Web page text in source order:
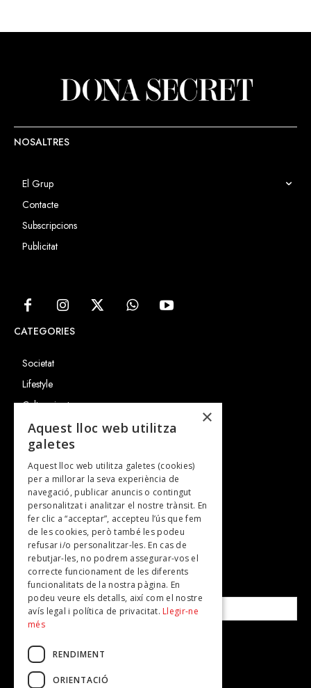
NOSALTRES
El Grup
Contacte
Subscripcions
Publicitat
CATEGORIES
Societat
Lifestyle
Cultura i art
Entrevistes
Gastronomia
TV
Plans per fer
Revistes
SUBSCRIU-TE A LA NOSTRA NEWSLETTER!
Correu electrònic*
Accepto lapolítica de privacitat
×
Aquest lloc web utilitza
galetes
Aquest lloc web utilitza galetes (cookies)
per a millorar la seva experiència de
navegació, publicar anuncis o contingut
personalitzat i analitzar el nostre trànsit. En
fer clic a “acceptar”, accepteu l’ús que fem
de les cookies, però també les podeu
refusar i/o personalitzar-les. En cas de
rebutjar-les, no podrem assegurar-vos el
correcte funcionament de les diferents
funcionalitats de la nostra pàgina. En
podeu veure els detalls, així com el nostre
avís legal i política de privacitat. Llegir-ne
més
RENDIMENT
ORIENTACIÓ